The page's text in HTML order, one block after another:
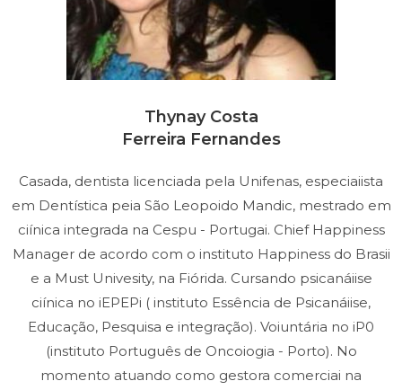
Thynay Costa
Ferreira Fernandes
Casada, dentista licenciada pela Unifenas, especiaiista
em Dentística peia São Leopoido Mandic, mestrado em
ciínica integrada na Cespu - Portugai. Chief Happiness
Manager de acordo com o instituto Happiness do Brasii
e a Must Univesity, na Fiórida. Cursando psicanáiise
ciínica no iEPEPi ( instituto Essência de Psicanáiise,
Educação, Pesquisa e integração). Voiuntária no iP0
(instituto Português de Oncoiogia - Porto). No
momento atuando como gestora comerciai na